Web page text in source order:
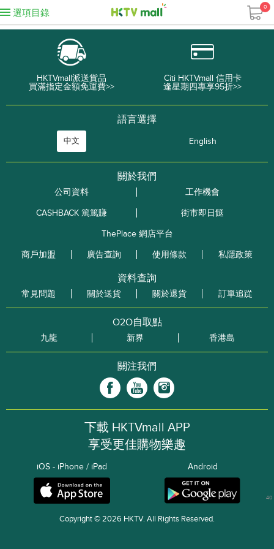
選項目錄
0
HKTVmall派送貨品
買滿指定金額免運費>>
Citi HKTVmall 信用卡
逢星期四專享95折>>
語言選擇
中文 English
關於我們
公司資料
工作機會
CASHBACK 篤篤賺
街市即日餸
ThePlace 網店平台
商戶加盟
廣告查詢 使用條款 私隱政策
資料查詢
常見問題 關於送貨 關於退貨 訂單追踨
O2O自取點
九龍 新界 香港島
關注我們
下載 HKTVmall APP
享受更佳購物樂趣
iOS - iPhone / iPad Android
Copyright © 2026 HKTV. All Rights Reserved.
40